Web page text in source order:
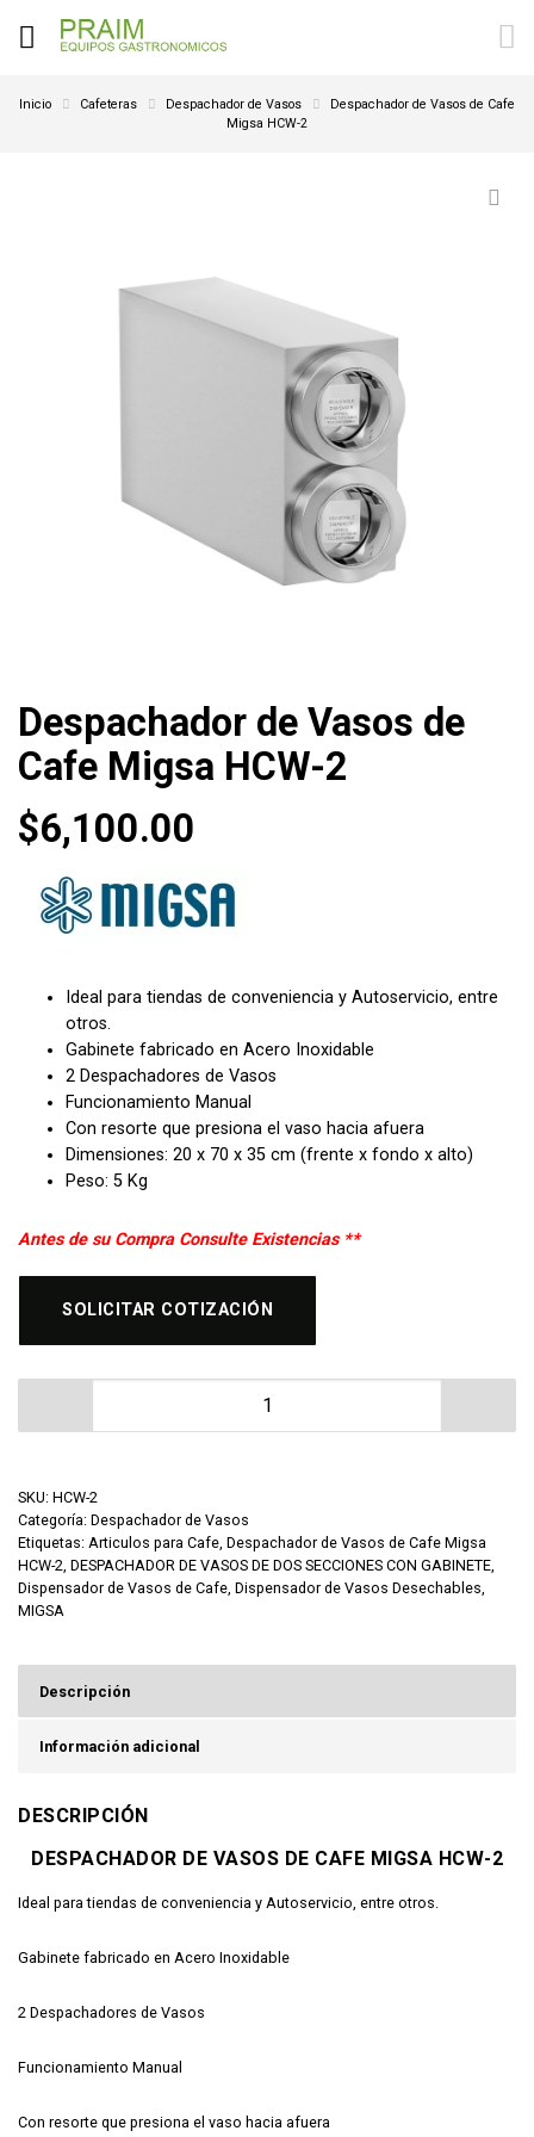
Inicio Cafeteras Despachador de Vasos
Despachador de Vasos de Cafe
Migsa HCW-2
Despachador de Vasos de
Cafe Migsa HCW-2
$6,100.00
Ideal para tiendas de conveniencia y Autoservicio, entre
otros.
Gabinete fabricado en Acero Inoxidable
2 Despachadores de Vasos
Funcionamiento Manual
Con resorte que presiona el vaso hacia afuera
Dimensiones: 20 x 70 x 35 cm (frente x fondo x alto)
Peso: 5 Kg
Antes de su Compra Consulte Existencias **
SOLICITAR COTIZACIÓN
Despachador de Vasos de Cafe Migsa HCW-2 cantidad
SKU: HCW-2
Categoría: Despachador de Vasos
Etiquetas: Articulos para Cafe, Despachador de Vasos de Cafe Migsa
HCW-2, DESPACHADOR DE VASOS DE DOS SECCIONES CON GABINETE,
Dispensador de Vasos de Cafe, Dispensador de Vasos Desechables,
MIGSA
Descripción
Información adicional
DESCRIPCIÓN
DESPACHADOR DE VASOS DE CAFE MIGSA HCW-2
Ideal para tiendas de conveniencia y Autoservicio, entre otros.
Gabinete fabricado en Acero Inoxidable
2 Despachadores de Vasos
Funcionamiento Manual
Con resorte que presiona el vaso hacia afuera